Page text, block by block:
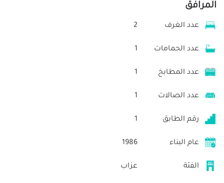
المرافق
عدد الغرف 2
عدد الحمامات 1
عدد المطابخ 1
عدد الصالات 1
رقم الطابق 1
عام البناء 1986
الفئة عزاب